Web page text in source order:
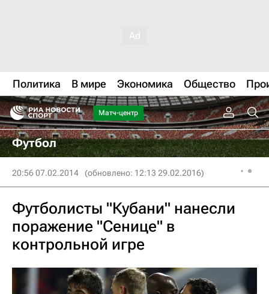
Политика В мире Экономика Общество
Матч-центр
Футбол
20:56 07.02.2014 (обновлено: 12:13 29.02.2016)
Футболисты "Кубани" нанесли
поражение "Сенице" в
контрольной игре